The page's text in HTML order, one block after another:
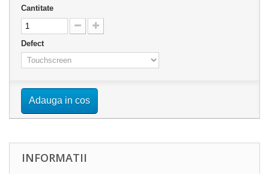
Cantitate
Defect
Adauga in cos
INFORMATII